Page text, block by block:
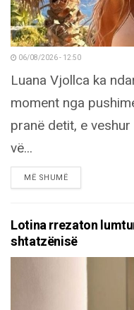
06/08/2026 - 12:50
Luana Vjollca ka
moment nga
pranë detit, e
vë...
MË SHUMËDETAILS
Lotina rrezaton
shtatzënisë